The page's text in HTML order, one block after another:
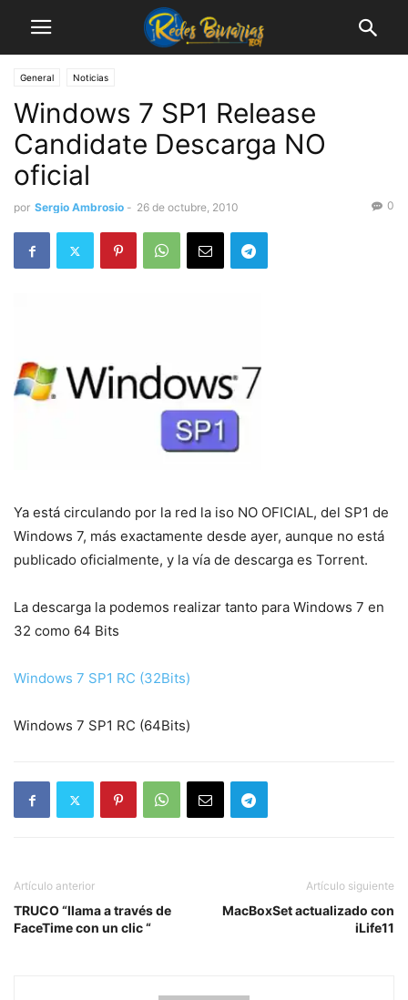
General Noticias
Windows 7 SP1 Release
Candidate Descarga NO
oficial
por Sergio Ambrosio - 26 de octubre, 2010 0
Ya está circulando por la red la iso NO OFICIAL, del SP1 de
Windows 7, más exactamente desde ayer, aunque no está
publicado oficialmente, y la vía de descarga es Torrent.
La descarga la podemos realizar tanto para Windows 7 en
32 como 64 Bits
Windows 7 SP1 RC (32Bits)
Windows 7 SP1 RC (64Bits)
Artículo anterior
TRUCO “llama a través de
FaceTime con un clic “
Artículo siguiente
MacBoxSet actualizado con
iLife11